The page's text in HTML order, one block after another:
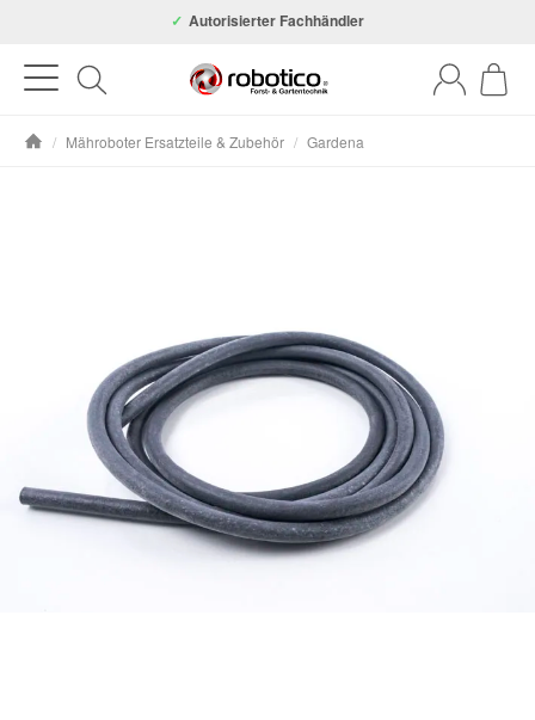
Autorisierter Fachhändler
/ Mähroboter Ersatzteile & Zubehör / Gardena